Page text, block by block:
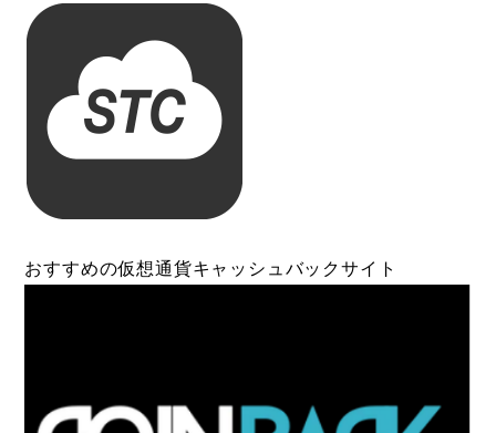
おすすめの仮想通貨キャッシュバックサイト